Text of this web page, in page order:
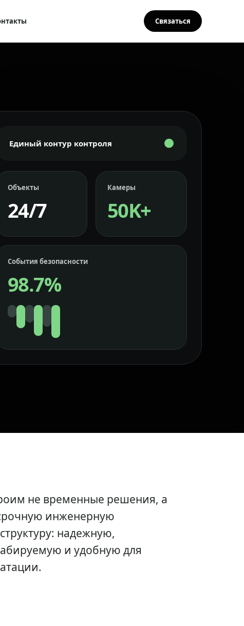
Связаться
Единый контур контроля
Объекты
24/7
Камеры
50K+
События безопасности
98.7%
не временные решения, а
инженерную
надежную,
и удобную для